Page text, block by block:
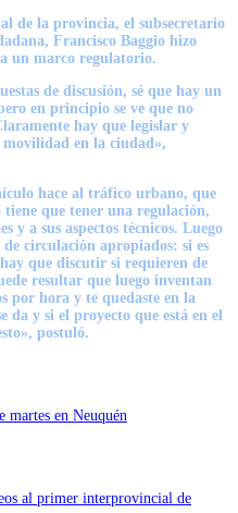
de la provincia, el subsecretario
Francisco Baggio hizo
un marco regulatorio.
de discusión, sé que hay un
en principio se ve que no
hay que legislar y
en la ciudad»,
hace al tráfico urbano, que
que tener una regulación,
y a sus aspectos técnicos. Luego
circulación apropiados: si es
que discutir si requieren de
resultar que luego inventan
por hora y te quedaste en la
da y si el proyecto que está en el
postuló.
martes en Neuquén
al primer interprovincial de